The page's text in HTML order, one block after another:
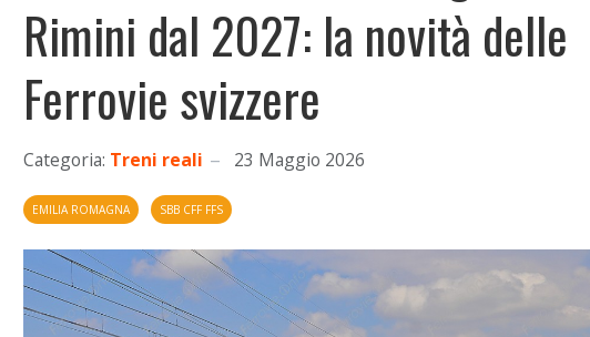
Rimini dal 2027: la novità delle
Ferrovie svizzere
Categoria: Treni reali 23 Maggio 2026
EMILIA ROMAGNA SBB CFF FFS